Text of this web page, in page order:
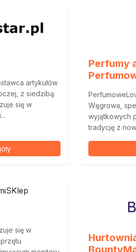
artykułów
z siedzibą
się w
Perfumy
Węgrowa,
wyjątkowych
tradycję z
się w